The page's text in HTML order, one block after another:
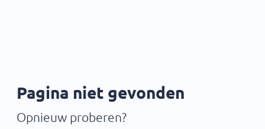
Pagina niet gevonden
Opnieuw proberen?